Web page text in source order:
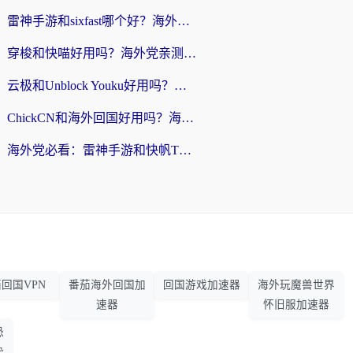
雷神手游和sixfast哪个好？海外党亲测3款回国加速器，教你选对不踩坑
穿梭和快喵好用吗？海外党亲测：小众加速器对比+番茄加速器深度体验
云极和Unblock Youku好用吗？海外党亲测+2026回国加速器避坑指南
ChickCN和海外回国好用吗？海外党2026亲测：从手游到影音，选对加速器的3个关键
海外党必看：雷神手游和快帆TV版好用吗？3步选对回国加速器不踩坑
国VPN
番茄海外回国加
速器
回国游戏加速器
海外玩魔兽世界
怀旧服加速器